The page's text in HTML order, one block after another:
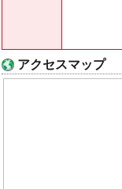
アクセスマップ